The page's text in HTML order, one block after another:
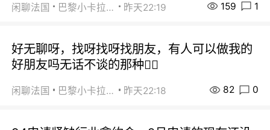
闲聊法国 巴黎小卡拉咪 昨天22:19 159 1
好无聊呀，找呀找呀找朋友，有人可以做我的
好朋友吗无话不谈的那种😮‍💨
闲聊法国 巴黎小卡拉咪 昨天22:18 82 0